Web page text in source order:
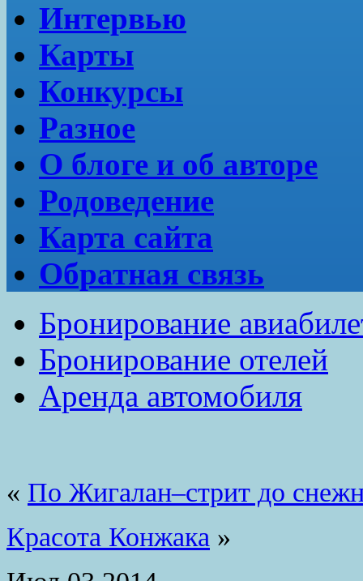
Интервью
Карты
Конкурсы
Разное
О блоге и об авторе
Родоведение
Карта сайта
Обратная связь
Бронирование
Бронирование отелей
Аренда автомобиля
« По Жигалан–стрит до
Красота Конжака »